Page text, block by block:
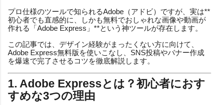
プロ仕様のツールで知られるAdobe（アドビ）ですが、実は**
初心者でも直感的に、しかも無料でおしゃれな画像や動画が
作れる「Adobe Express」**という神ツールが存在します。
この記事では、デザイン経験がまったくない方に向けて、
Adobe Express無料版を使いこなし、SNS投稿やバナー作成
を爆速で完了させるコツを徹底解説します。
1. Adobe Expressとは？初心者におす
すめな3つの理由